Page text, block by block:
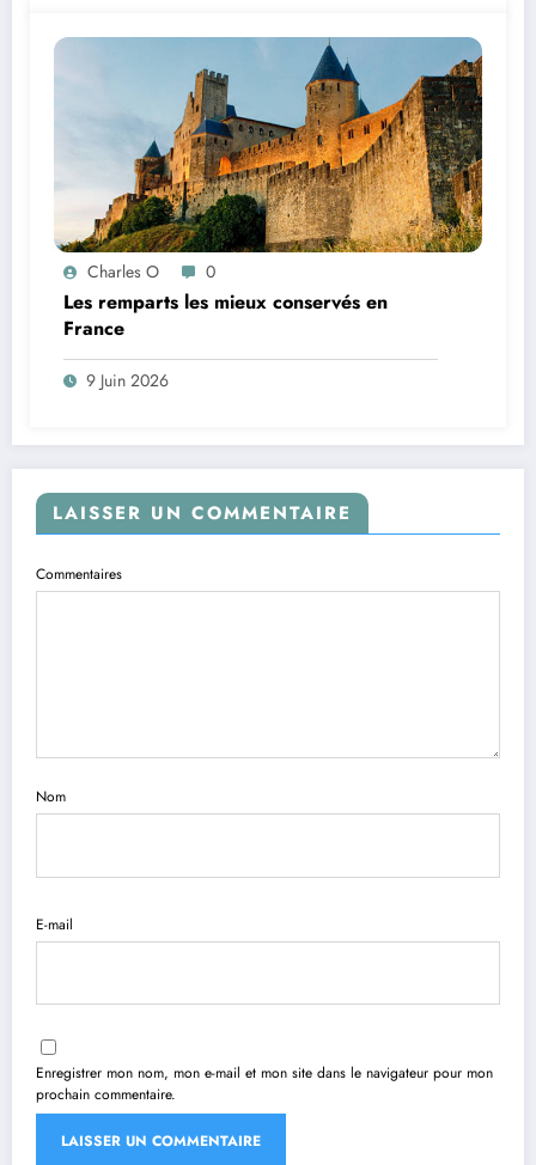
Charles O 0
Les remparts les mieux conservés en
France
9 Juin 2026
LAISSER UN COMMENTAIRE
Commentaires
Nom
E-mail
Enregistrer mon nom, mon e-mail et mon site dans le navigateur pour mon
prochain commentaire.